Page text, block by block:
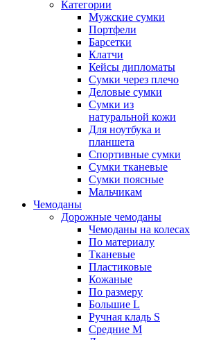
Категории
Мужские сумки
Портфели
Барсетки
Клатчи
Кейсы дипломаты
Сумки через плечо
Деловые сумки
Сумки из
натуральной кожи
Для ноутбука и
планшета
Спортивные сумки
Сумки тканевые
Сумки поясные
Мальчикам
Чемоданы
Дорожные чемоданы
Чемоданы на колесах
По материалу
Тканевые
Пластиковые
Кожаные
По размеру
Большие L
Ручная кладь S
Средние M